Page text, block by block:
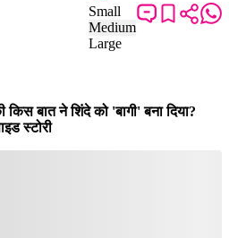
Small
Medium
Large
किस बात ने शिंदे को 'बागी' बना दिया?
स्टोरी